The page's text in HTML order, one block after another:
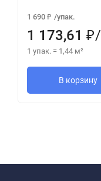
1 690 ₽ /упак.
1 173,61 ₽/
1 упак. = 1,44 м²
В корзину